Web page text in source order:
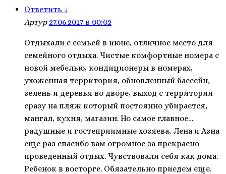
Ответить ↓
Артур 27.06.2017 в 00:02
Отдыхали с семьей в июне, отличное место для
семейного отдыха. Чистые комфортные номера с
новой мебелью, кондиционеры в номерах,
ухоженная территория, обновленный бассейн,
зелень и деревья во дворе, выход с территории
сразу на пляж который постоянно убирается,
мангал, кухня, магазин. Но самое главное…
радушные и гостеприимные хозяева, Лена и Азна
еще раз спасибо вам огромное за прекрасно
проведенный отдых. Чувствовали себя как дома.
Ребенок в восторге. Обязательно приедем еще.